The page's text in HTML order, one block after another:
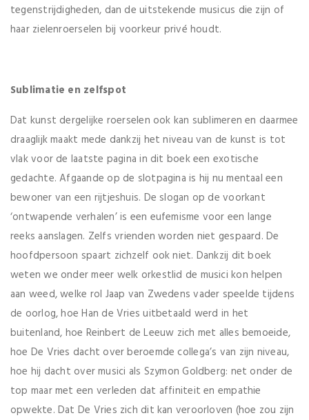
tegenstrijdigheden, dan de uitstekende musicus die zijn of
haar zielenroerselen bij voorkeur privé houdt.
Sublimatie en zelfspot
Dat kunst dergelijke roerselen ook kan sublimeren en daarmee
draaglijk maakt mede dankzij het niveau van de kunst is tot
vlak voor de laatste pagina in dit boek een exotische
gedachte. Afgaande op de slotpagina is hij nu mentaal een
bewoner van een rijtjeshuis. De slogan op de voorkant
‘ontwapende verhalen’ is een eufemisme voor een lange
reeks aanslagen. Zelfs vrienden worden niet gespaard. De
hoofdpersoon spaart zichzelf ook niet. Dankzij dit boek
weten we onder meer welk orkestlid de musici kon helpen
aan weed, welke rol Jaap van Zwedens vader speelde tijdens
de oorlog, hoe Han de Vries uitbetaald werd in het
buitenland, hoe Reinbert de Leeuw zich met alles bemoeide,
hoe De Vries dacht over beroemde collega’s van zijn niveau,
hoe hij dacht over musici als Szymon Goldberg: net onder de
top maar met een verleden dat affiniteit en empathie
opwekte. Dat De Vries zich dit kan veroorloven (hoe zou zijn